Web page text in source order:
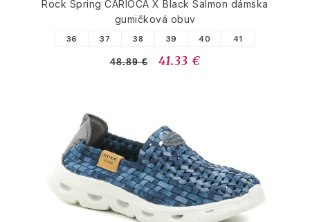
Rock Spring CARIOCA X Black Salmon dámska
gumičková obuv
36 37 38 39 40 41
48.89 € 41.33 €